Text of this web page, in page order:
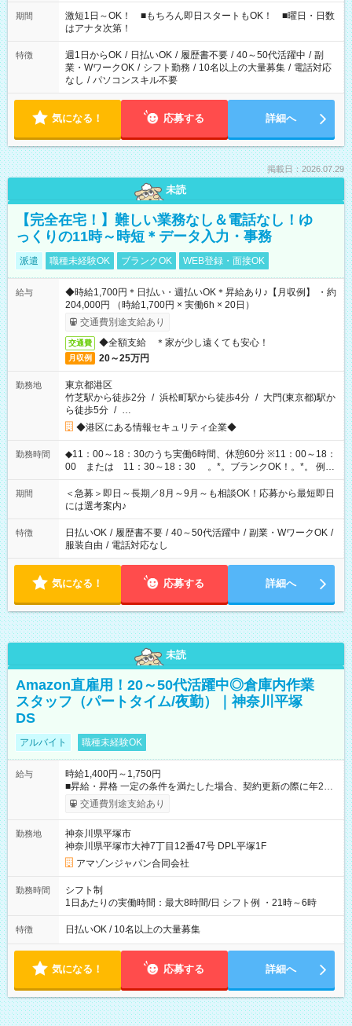
期間
激短1日～OK！ ■もちろん即日スタートもOK！ ■曜日・日数
はアナタ次第！
特徴 週1日からOK / 日払いOK / 履歴書不要 / 40～50代活躍中 / 副
業・WワークOK / シフト勤務 / 10名以上の大量募集 / 電話対応
なし / パソコンスキル不要
気になる！ 応募する 詳細へ
掲載日：2026.07.29
未読
【完全在宅！】難しい業務なし＆電話なし！ゆ
っくりの11時～時短＊データ入力・事務
派遣 職種未経験OK ブランクOK WEB登録・面接OK
給与
◆時給1,700円＊日払い・週払いOK＊昇給あり♪【月収例】 ・約
204,000円 （時給1,700円 × 実働6h × 20日）
交通費別途支給あり
交通費 ◆全額支給 ＊家が少し遠くても安心！
月収例 20～25万円
勤務地
東京都港区
竹芝駅から徒歩2分 / 浜松町駅から徒歩4分 / 大門(東京都)駅か
ら徒歩5分 / …
◆港区にある情報セキュリティ企業◆
勤務時間
◆11：00～18：30のうち実働6時間、休憩60分 ※11：00～18：
00 または 11：30～18：30 。*。ブランクOK！。*。 例え
ば前職が、 在宅/財団法人/事務/コールセンター/受付/販売/カフェ
スタッフ スイーツ販売/ホテルフロント/化粧品販売/など 様々な
業界から入社して活躍されています♪
期間
＜急募＞即日～長期／8月～9月～も相談OK！応募から最短即日
には選考案内♪
特徴 日払いOK / 履歴書不要 / 40～50代活躍中 / 副業・WワークOK /
服装自由 / 電話対応なし
気になる！ 応募する 詳細へ
未読
Amazon直雇用！20～50代活躍中◎倉庫内作業
スタッフ（パートタイム/夜勤）｜神奈川平塚
DS
アルバイト 職種未経験OK
給与
時給1,400円～1,750円
■昇給・昇格 一定の条件を満たした場合、契約更新の際に年2回
まで昇給の機会があります。 ■正社員登用制度あり ※月末締/翌
月25日支払い ※時間外手当、別途支給 ※深夜割増賃金 (22:00～
☆Amazon直雇用で安定して働けます！ 【試用期間】試用期間
あり 試用期間の長さ：1週間 雇用形態、給与は本採用時と同じ
です。
交通費別途支給あり
勤務地
神奈川県平塚市
神奈川県平塚市大神7丁目12番47号 DPL平塚1F
アマゾンジャパン合同会社
勤務時間
シフト制
1日あたりの実働時間：最大8時間/日 シフト例 ・21時～6時
特徴 日払いOK / 10名以上の大量募集
気になる！ 応募する 詳細へ